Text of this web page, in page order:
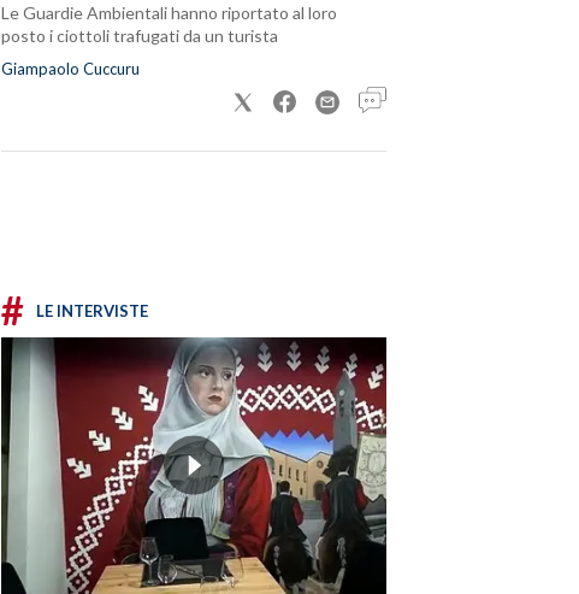
Le Guardie Ambientali hanno riportato al loro
posto i ciottoli trafugati da un turista
Giampaolo Cuccuru
# LE INTERVISTE